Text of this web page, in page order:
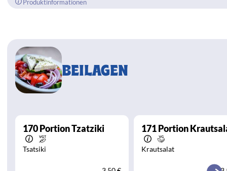
Produktinformationen
BEILAGEN
170Portion Tzatziki
Tsatsiki
171Portion
Krautsalat